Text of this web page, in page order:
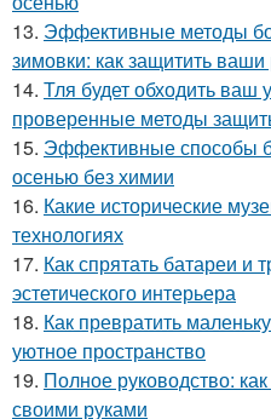
13. Эффективные методы
зимовки: как защитить ваши
14. Тля будет обходить ваш
проверенные методы
15. Эффективные способы
осенью без химии
16. Какие исторические
технологиях
17. Как спрятать батареи и
эстетического интерьера
18. Как превратить
уютное пространство
19. Полное руководство:
своими руками